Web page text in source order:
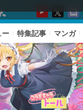
ー 特集記事 マンガ